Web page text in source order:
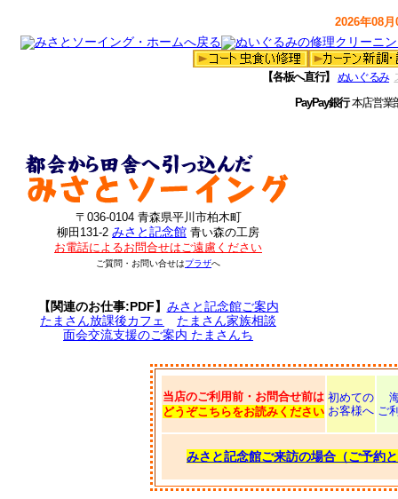
2026年08
【各板へ直行】 ぬいぐるみ
PayPay銀行本店営
〒036-0104 青森県平川市柏木町
柳田131-2 みさと記念館 青い森の工房
お電話によるお問合せはご遠慮ください
ご質問・お問い合せはプラザへ
【関連のお仕事:PDF】 みさと記念館ご案内
たまさん放課後カフェ
たまさん家族相談
面会交流支援のご案内 たまさんち
当店のご利用前・お問合せ前は
どうぞこちらをお読みください
初めての
お客様へ ご
みさと記念館ご来訪の場合（ご予約